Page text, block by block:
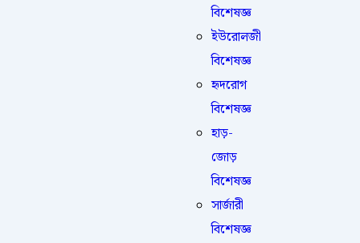
বিশেষজ্ঞ
ইউরোলজী
বিশেষজ্ঞ
হৃদরোগ
বিশেষজ্ঞ
হাড়-
জোড়
বিশেষজ্ঞ
সার্জারী
বিশেষজ্ঞ